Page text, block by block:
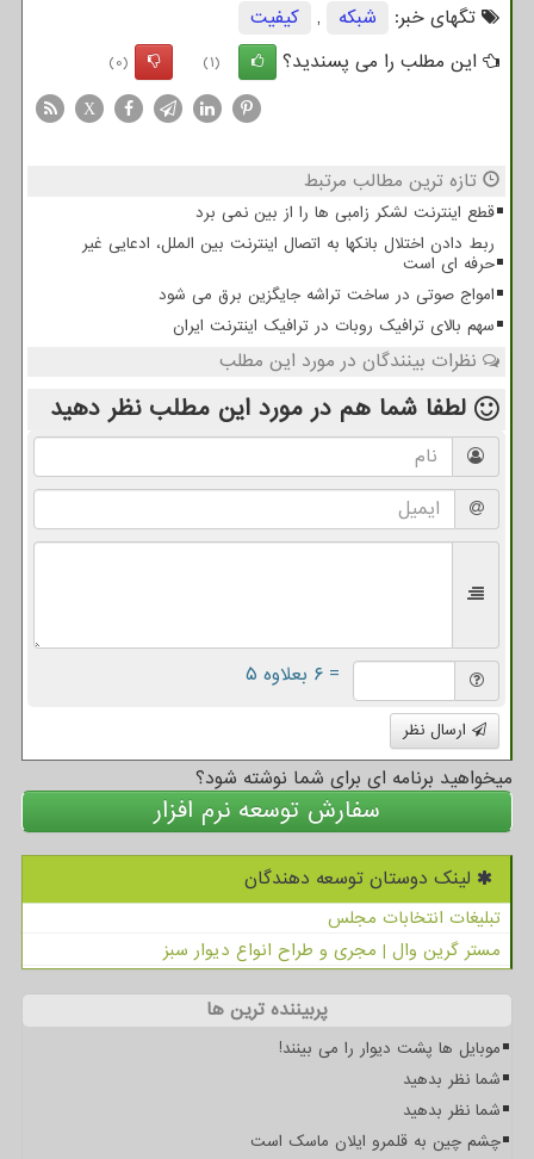
تگهای خبر:
شبكه ,
كیفیت
این مطلب را می پسندید؟
(1)
(0)
X
تازه ترین مطالب مرتبط
قطع اینترنت لشکر زامبی ها را از بین نمی برد
ربط دادن اختلال بانکها به اتصال اینترنت بین الملل، ادعایی غیر
حرفه ای است
امواج صوتی در ساخت تراشه جایگزین برق می شود
سهم بالای ترافیک روبات در ترافیک اینترنت ایران
نظرات بینندگان در مورد این مطلب
لطفا شما هم در مورد این مطلب نظر دهید
= ۶ بعلاوه ۵
ارسال نظر
میخواهید برنامه ای برای شما نوشته شود؟
سفارش توسعه نرم افزار
لینک دوستان توسعه دهندگان
تبلیغات انتخابات مجلس
مستر گرین وال | مجری و طراح انواع دیوار سبز
پربیننده ترین ها
موبایل ها پشت دیوار را می بینند!
شما نظر بدهید
شما نظر بدهید
چشم چین به قلمرو ایلان ماسک است